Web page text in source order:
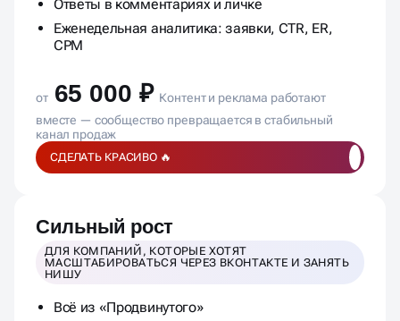
Ответы в комментариях и личке
Еженедельная аналитика: заявки, CTR, ER,
CPM
от 65 000 ₽ Контент и реклама работают
вместе — сообщество превращается в стабильный
канал продаж
СДЕЛАТЬ КРАСИВО 🔥
Сильный рост
ДЛЯ КОМПАНИЙ, КОТОРЫЕ ХОТЯТ
МАСШТАБИРОВАТЬСЯ ЧЕРЕЗ ВКОНТАКТЕ И ЗАНЯТЬ
НИШУ
Всё из «Продвинутого»